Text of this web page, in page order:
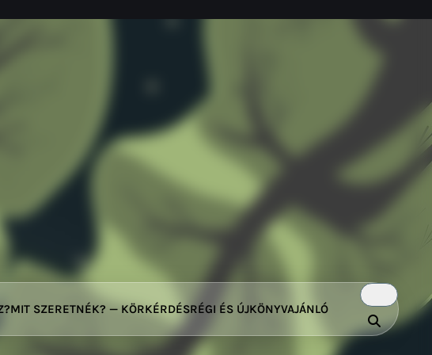
MIT SZERETNÉK? — KÖRKÉRDÉSRÉGI ÉS ÚJKÖNYVAJÁNLÓ